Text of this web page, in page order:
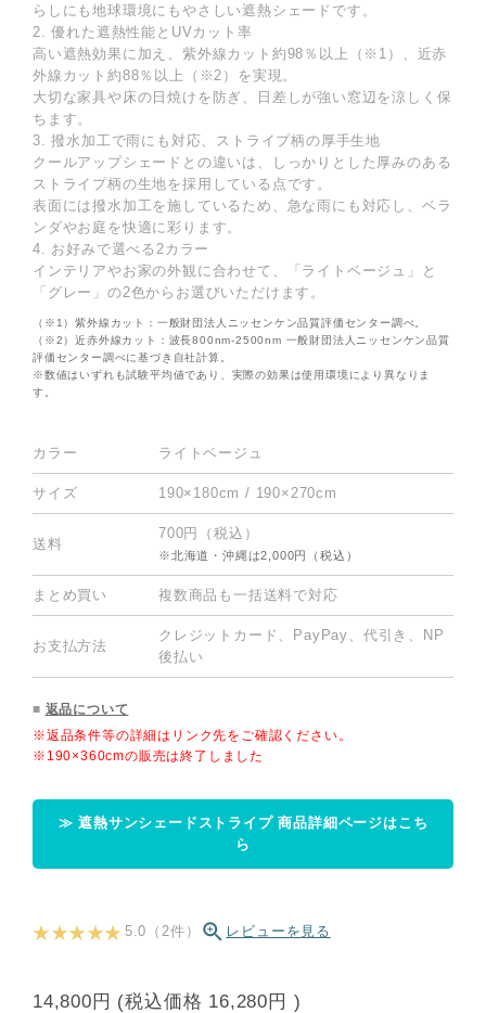
らしにも地球環境にもやさしい遮熱シェードです。
2. 優れた遮熱性能とUVカット率
高い遮熱効果に加え、紫外線カット約98％以上（※1）、近赤
外線カット約88％以上（※2）を実現。
大切な家具や床の日焼けを防ぎ、日差しが強い窓辺を涼しく保
ちます。
3. 撥水加工で雨にも対応、ストライプ柄の厚手生地
クールアップシェードとの違いは、しっかりとした厚みのある
ストライプ柄の生地を採用している点です。
表面には撥水加工を施しているため、急な雨にも対応し、ベラ
ンダやお庭を快適に彩ります。
4. お好みで選べる2カラー
インテリアやお家の外観に合わせて、「ライトベージュ」と
「グレー」の2色からお選びいただけます。
（※1）紫外線カット：一般財団法人ニッセンケン品質評価センター調べ。
（※2）近赤外線カット：波長800nm-2500nm 一般財団法人ニッセンケン品質
評価センター調べに基づき自社計算。
※数値はいずれも試験平均値であり、実際の効果は使用環境により異なりま
す。
カラー ライトベージュ
サイズ 190×180cm / 190×270cm
送料
700円（税込）
※北海道・沖縄は2,000円（税込）
まとめ買い 複数商品も一括送料で対応
お支払方法
クレジットカード、PayPay、代引き、NP
後払い
■ 返品について
※返品条件等の詳細はリンク先をご確認ください。
※190×360cmの販売は終了しました
≫ 遮熱サンシェードストライプ 商品詳細ページはこち
ら
★ ★ ★ ★ ★ 5.0（2件） レビューを見る
14,800円 (税込価格 16,280円 )